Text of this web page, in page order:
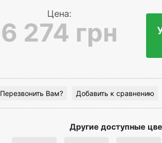
Цена:
6 274 грн
Перезвонить Вам? Добавить к сравнению
Другие доступные